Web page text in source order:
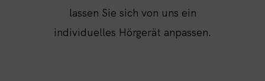
lassen Sie sich von uns ein
individuelles Hörgerät anpassen.